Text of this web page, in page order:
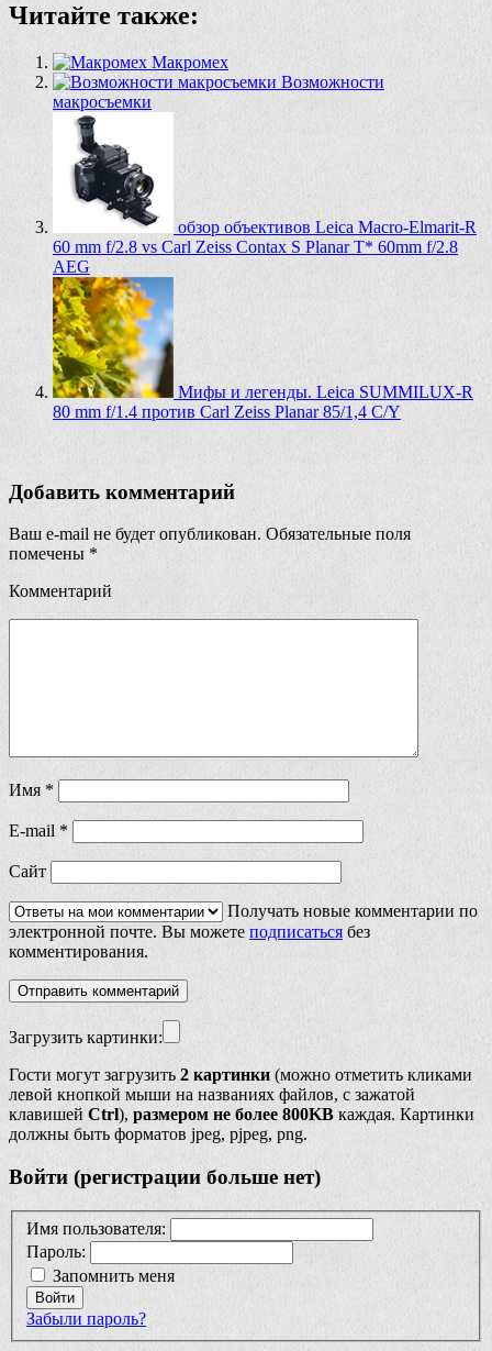
Читайте также:
Макромех
Возможности
макросъемки
обзор объективов Leica Macro-Elmarit-R
60 mm f/2.8 vs Carl Zeiss Contax S Planar T* 60mm f/2.8
AEG
Мифы и легенды. Leica SUMMILUX-R
80 mm f/1.4 против Carl Zeiss Planar 85/1,4 C/Y
Добавить комментарий
Ваш e-mail не будет опубликован. Обязательные поля
помечены *
Комментарий
Имя *
E-mail *
Сайт
Получать новые комментарии по
электронной почте. Вы можете подписаться без
комментирования.
Загрузить картинки:
Гости могут загрузить 2 картинки (можно отметить кликами
левой кнопкой мыши на названиях файлов, с зажатой
клавишей Ctrl), размером не более 800KB каждая. Картинки
должны быть форматов jpeg, pjpeg, png.
Войти (регистрации больше нет)
Имя пользователя:
Пароль:
Запомнить меня
Войти
Забыли пароль?